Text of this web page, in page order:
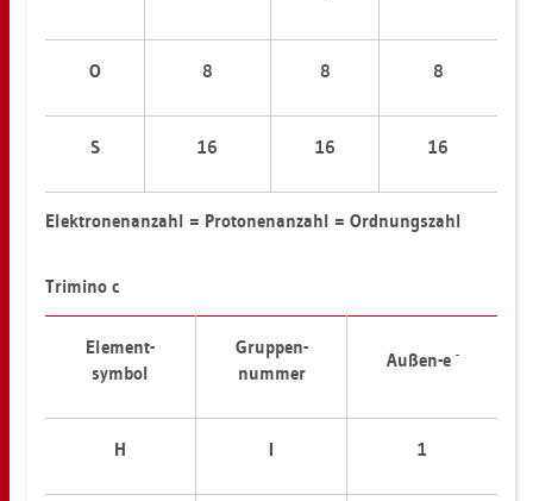
O 8 8 8
S 16 16 16
Elek­tro­nen­an­zahl = Pro­to­nen­an­zahl = Ord­nungs­zahl
Tri­mi­no c
Ele­ment-
sym­bol
Grup­pen-
num­mer
Außen-e -
H I 1